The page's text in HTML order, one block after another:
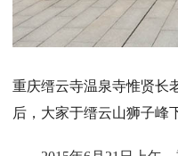
重庆缙云寺温泉寺惟贤长
后，大家于缙云山狮子峰